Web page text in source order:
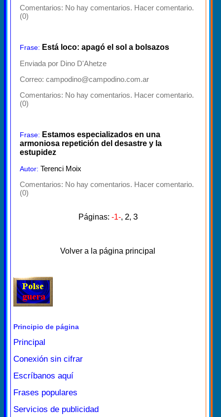
Comentarios: No hay comentarios. Hacer comentario.
(0)
Frase: Está loco: apagó el sol a bolsazos
Enviada por Dino D'Ahetze
Correo: campodino@campodino.com.ar
Comentarios: No hay comentarios. Hacer comentario.
(0)
Frase: Estamos especializados en una
armoniosa repetición del desastre y la
estupidez
Autor: Terenci Moix
Comentarios: No hay comentarios. Hacer comentario.
(0)
Páginas: -1-, 2, 3
Volver a la página principal
Principio de página
Principal
Conexión sin cifrar
Escríbanos aquí
Frases populares
Servicios de publicidad